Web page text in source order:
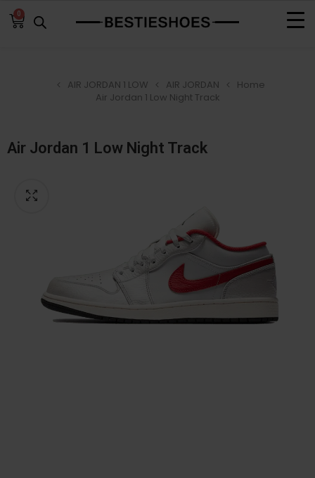
0
Home
AIR JORDAN
AIR JORDAN 1 LOW
Air Jordan 1 Low Night Track
Air Jordan 1 Low Night Track